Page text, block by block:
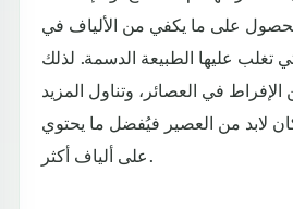
على ما يكفي من الألياف في
تغلب عليها الطبيعة الدسمة. لذلك
الإفراط في العصائر، وتناول المزيد
لابد من العصير فيُفضل ما يحتوي
على ألياف أكثر.